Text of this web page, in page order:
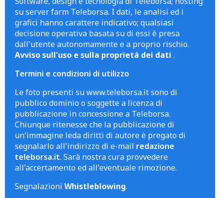
su server farm Teleborsa. I dati, le analisi ed i
grafici hanno carattere indicativo; qualsiasi
decisione operativa basata su di essi è presa
dall'utente autonomamente e a proprio rischio.
Avviso sull'uso e sulla proprietà dei dati .
Termini e condizioni di utilizzo
Le foto presenti su www.teleborsa.it sono di
pubblico dominio o soggette a licenza di
pubblicazione in concessione a Teleborsa.
Chiunque ritenesse che la pubblicazione di
un'immagine leda diritti di autore è pregato di
segnalarlo all'indirizzo di e-mail redazione
teleborsa.it. Sarà nostra cura provvedere
all'accertamento ed all'eventuale rimozione.
Segnalazioni Whistleblowing.